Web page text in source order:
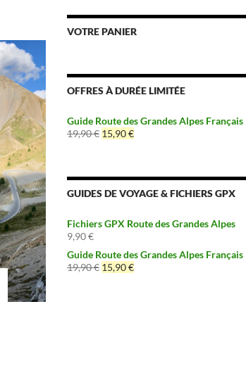
VOTRE PANIER
OFFRES À DURÉE LIMITÉE
Guide Route des Grandes Alpes Français
19,90€ Le
19,90 €.
15,90€Le
15,90 €.
GUIDES DE VOYAGE & FICHIERS GPX
Fichiers GPX Route des Grandes Alpes
9,90€
Guide Route des Grandes Alpes Français
19,90€ Le
15,90€Le